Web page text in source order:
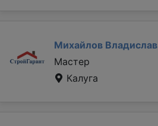
Михайлов Владислав
Мастер
Калуга